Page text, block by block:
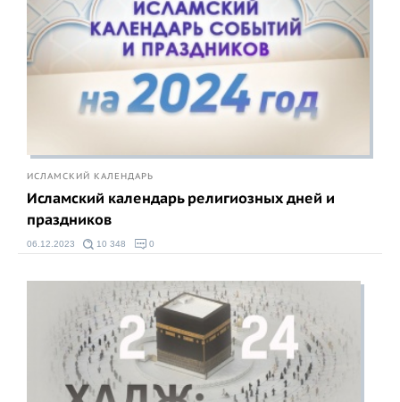
ИСЛАМСКИЙ КАЛЕНДАРЬ
Исламский календарь религиозных дней и
праздников
06.12.2023 10 348 0